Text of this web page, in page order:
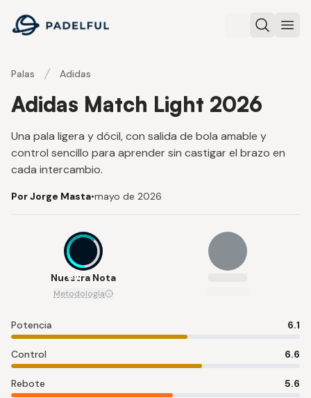
Padelful
Buscar
Palas Adidas
Adidas Match Light 2026
Una pala ligera y dócil, con salida de bola amable y
control sencillo para aprender sin castigar el brazo en
cada intercambio.
Por Jorge Masta•mayo de 2026
6.1
Nuestra Nota
Metodología
Potencia 6.1
Control 6.6
Rebote 5.6